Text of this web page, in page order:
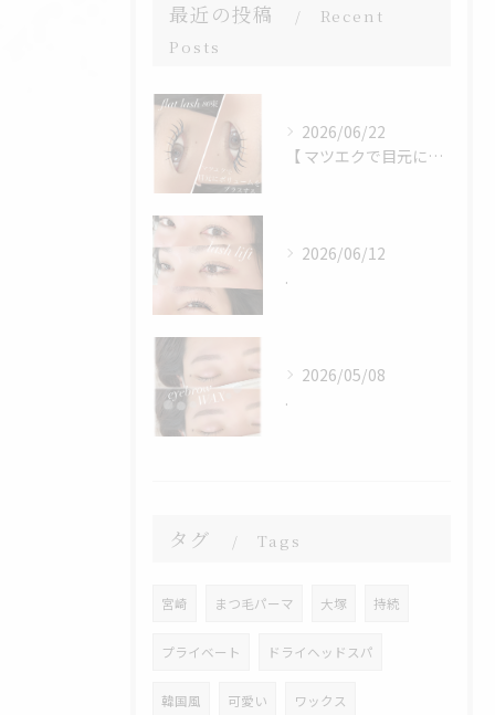
最近の投稿
Recent
Posts
2026/06/22
【 マツエクで目元にボリュームをプラス 】
2026/06/12
.
2026/05/08
.
タグ Tags
宮崎 まつ毛パーマ 大塚 持続
プライベート ドライヘッドスパ
韓国風 可愛い ワックス